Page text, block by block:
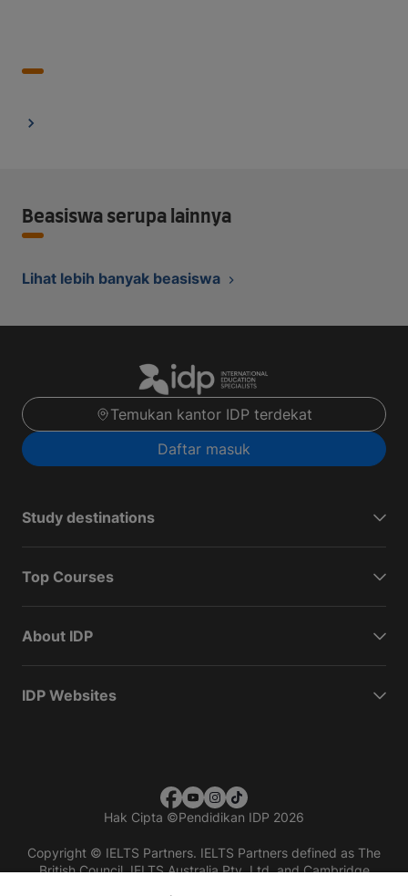
Beasiswa serupa lainnya
Lihat lebih banyak beasiswa
Temukan kantor IDP terdekat
Daftar masuk
Study destinations
Top Courses
About IDP
IDP Websites
Hak Cipta ©Pendidikan IDP 2026
Copyright © IELTS Partners. IELTS Partners defined as The
British Council, IELTS Australia Pty. Ltd. and Cambridge